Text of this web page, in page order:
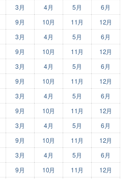
3月 4月 5月
6月
9月 10月 11月 12月
3月 4月 5月
6月
9月 10月 11月 12月
3月 4月 5月
6月
9月 10月 11月 12月
3月 4月 5月
6月
9月 10月 11月 12月
3月 4月 5月
6月
9月 10月 11月 12月
3月 4月 5月
6月
9月 10月 11月 12月